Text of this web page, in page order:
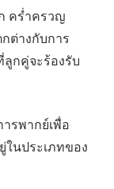
คร่ำครวญ
ต่างกับการ
กคู่จะร้องรับ
รพากย์เพื่อ
ในประเภทของ